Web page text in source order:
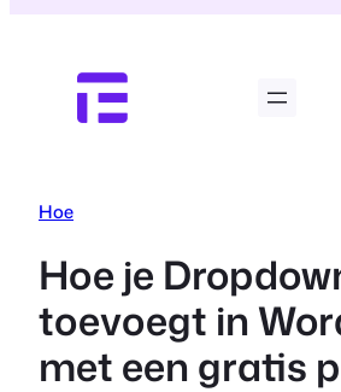
Hoe
Hoe je
toevoegt in
met een gratis